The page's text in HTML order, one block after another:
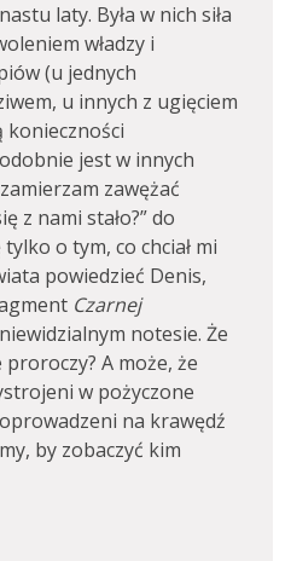
laty. Była w nich siła
władzy i
(u jednych
u innych z ugięciem
konieczności
jest w innych
zawężać
z nami stało?” do
o tym, co chciał mi
powiedzieć Denis,
Czarnej
notesie. Że
proroczy? A może, że
w pożyczone
na krawędź
by zobaczyć kim